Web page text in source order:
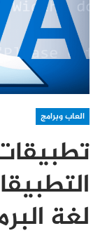
العاب وبرامج
لغة